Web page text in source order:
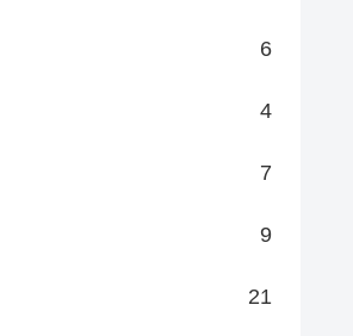
6
4
7
9
21